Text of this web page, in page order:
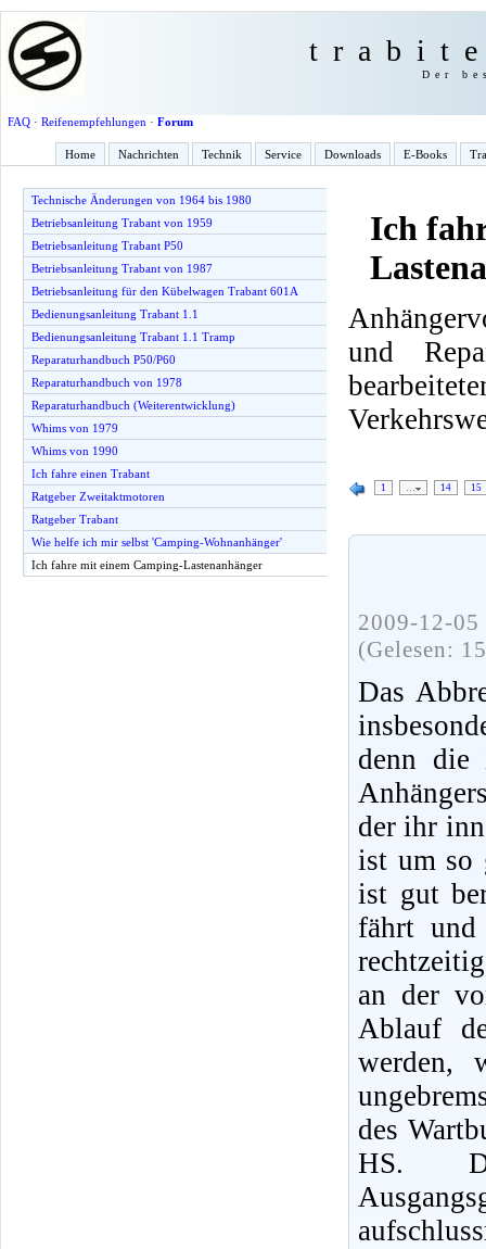
Der
FAQ· Reifenempfehlungen · Forum
Home Nachrichten Technik Service Downloads E-Books
Technische Änderungen von 1964 bis 1980
Betriebsanleitung Trabant von 1959
Betriebsanleitung Trabant P50
Betriebsanleitung Trabant von 1987
Betriebsanleitung für den Kübelwagen Trabant 601A
Bedienungsanleitung Trabant 1.1
Bedienungsanleitung Trabant 1.1 Tramp
Reparaturhandbuch P50/P60
Reparaturhandbuch von 1978
Reparaturhandbuch (Weiterentwicklung)
Whims von 1979
Whims von 1990
Ich fahre einen Trabant
Ratgeber Zweitaktmotoren
Ratgeber Trabant
Wie helfe ich mir selbst 'Camping-Wohnanhänger'
Ich fahre mit einem Camping-Lastenanhänger
Ich
und
1 14 15
2009-12-
(Gelesen:
Das
denn die
der ihr
ist um so
ist gut
fährt und
an der
Ablauf
werden,
des
HS.